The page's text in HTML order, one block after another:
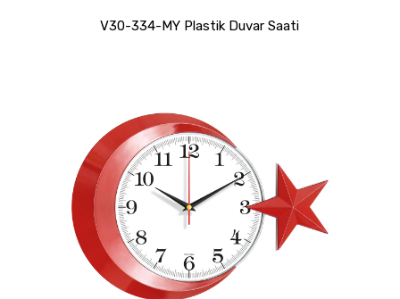
V30-334-MY Plastik Duvar Saati